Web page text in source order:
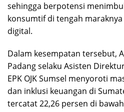
sehingga berpotensi
konsumtif di tengah
digital.
Dalam kesempatan tersebut,
Padang selaku Asisten
EPK OJK Sumsel menyoroti
dan inklusi keuangan di
tercatat 22,26 persen di